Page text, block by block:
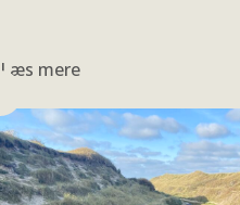
Læs mere